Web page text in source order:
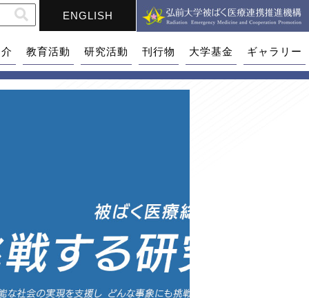
ENGLISH
教育活動 研究活動 刊行物 大学基金 ギャラリー